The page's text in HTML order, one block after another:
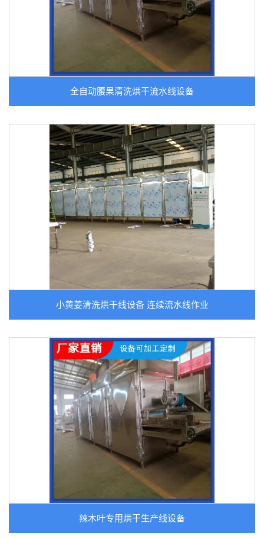
全自动腰果清洗烘干流水线设备
小黄姜清洗烘干线设备 连续流水线作业
辣木叶专用烘干生产线设备